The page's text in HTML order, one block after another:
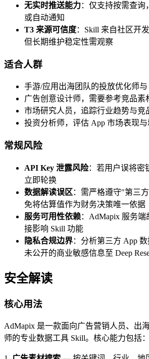
无实时推送能力：仅支持按需查
或自动通知
T3 来源可信度：Skill 来自社区开
但长期维护稳定性需观察
适合人群
手游/应用出海团队的投放优化师与
广告创意设计师，需要参考竞品素
市场研究人员，追踪行业趋势与竞
投资分析师，评估 App 市场表现
常规风险
API Key 泄露风险：若用户误将密
立即轮换
数据解读误区 ：需严格遵守"第三
免将估算值作为财务决策唯一依据
服务可用性依赖：AdMapix 服务端
接影响 Skill 功能
隐私合规边界：分析第三方 App
未公开的商业敏感信息至 Deep
安全解读
核心用法
AdMapix 是一款面向广告营销人员、出
师的专业数据工具 Skill。核心能力包括：